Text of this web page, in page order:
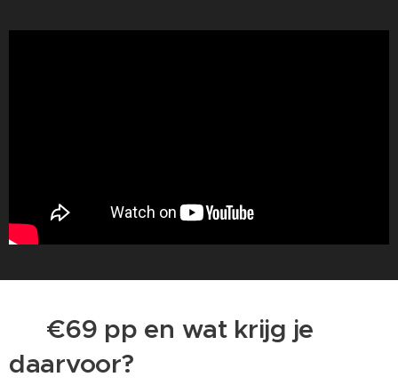
🎉 €69 pp en wat krijg je
daarvoor?